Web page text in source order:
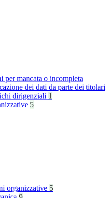
per mancata o incompleta
dei dati da parte dei titolari
dirigenziali 1
5
organizzative 5